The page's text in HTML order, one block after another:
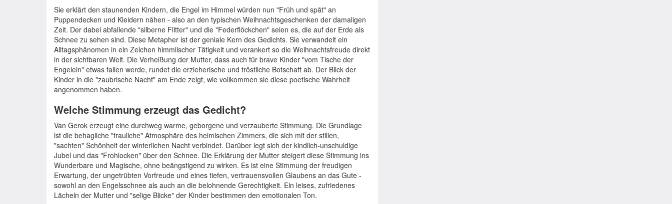
Sie erklärt den staunenden Kindern, die Engel im Himmel würden nun "Früh und spät" an
Puppendecken und Kleidern nähen - also an den typischen Weihnachtsgeschenken der damaligen
Zeit. Der dabei abfallende "silberne Flitter" und die "Federflöckchen" seien es, die auf der Erde als
Schnee zu sehen sind. Diese Metapher ist der geniale Kern des Gedichts. Sie verwandelt ein
Alltagsphänomen in ein Zeichen himmlischer Tätigkeit und verankert so die Weihnachtsfreude direkt
in der sichtbaren Welt. Die Verheißung der Mutter, dass auch für brave Kinder "vom Tische der
Engelein" etwas fallen werde, rundet die erzieherische und tröstliche Botschaft ab. Der Blick der
Kinder in die "zaubrische Nacht" am Ende zeigt, wie vollkommen sie diese poetische Wahrheit
angenommen haben.
Welche Stimmung erzeugt das Gedicht?
Van Gerok erzeugt eine durchweg warme, geborgene und verzauberte Stimmung. Die Grundlage
ist die behagliche "trauliche" Atmosphäre des heimischen Zimmers, die sich mit der stillen,
"sachten" Schönheit der winterlichen Nacht verbindet. Darüber legt sich der kindlich-unschuldige
Jubel und das "Frohlocken" über den Schnee. Die Erklärung der Mutter steigert diese Stimmung ins
Wunderbare und Magische, ohne beängstigend zu wirken. Es ist eine Stimmung der freudigen
Erwartung, der ungetrübten Vorfreude und eines tiefen, vertrauensvollen Glaubens an das Gute -
sowohl an den Engelsschnee als auch an die belohnende Gerechtigkeit. Ein leises, zufriedenes
Lächeln der Mutter und "selige Blicke" der Kinder bestimmen den emotionalen Ton.